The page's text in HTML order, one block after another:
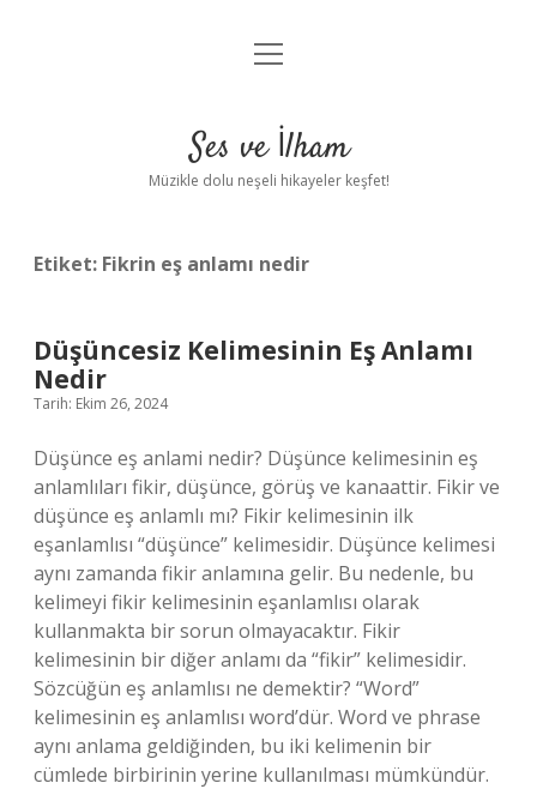
Anasayfa
Yasal Uyarı
menüyü
Ses ve İlham
Müzikle dolu neşeli hikayeler keşfet!
Etiket: Fikrin eş anlamı nedir
Düşüncesiz Kelimesinin Eş Anlamı
Nedir
Tarih: Ekim 26, 2024
Düşünce eş anlami nedir? Düşünce kelimesinin eş
anlamlıları fikir, düşünce, görüş ve kanaattir. Fikir ve
düşünce eş anlamlı mı? Fikir kelimesinin ilk
eşanlamlısı “düşünce” kelimesidir. Düşünce kelimesi
aynı zamanda fikir anlamına gelir. Bu nedenle, bu
kelimeyi fikir kelimesinin eşanlamlısı olarak
kullanmakta bir sorun olmayacaktır. Fikir
kelimesinin bir diğer anlamı da “fikir” kelimesidir.
Sözcüğün eş anlamlısı ne demektir? “Word”
kelimesinin eş anlamlısı word’dür. Word ve phrase
aynı anlama geldiğinden, bu iki kelimenin bir
cümlede birbirinin yerine kullanılması mümkündür.